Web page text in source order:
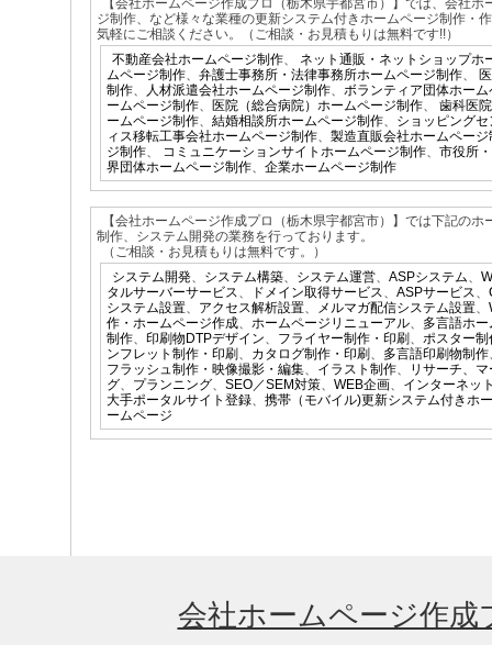
【会社ホームページ作成プロ（栃木県宇都宮市）】では、会社
ジ制作、など様々な業種の更新システム付きホームページ制作・
気軽にご相談ください。（ご相談・お見積もりは無料です!!）
不動産会社ホームページ制作、 ネット通販・ネットショップホ
ムページ制作、 弁護士事務所・法律事務所ホームページ制作、
制作、 人材派遣会社ホームページ制作、 ボランティア団体ホー
ームページ制作、 医院（総合病院）ホームページ制作、 歯科医
ームページ制作、 結婚相談所ホームページ制作、 ショッピング
ィス移転工事会社ホームページ制作、 製造直販会社ホームページ
ジ制作、 コミュニケーションサイトホームページ制作、 市役所
界団体ホームページ制作、 企業ホームページ制作
【会社ホームページ作成プロ（栃木県宇都宮市）】では下記の
制作、システム開発の業務を行っております。
（ご相談・お見積もりは無料です。）
システム開発、 システム構築、 システム運営、 ASPシステム、
タルサーバーサービス、 ドメイン取得サービス、 ASPサービス、
システム設置、 アクセス解析設置、 メルマガ配信システム設置、
作・ホームページ作成、 ホームページリニューアル、 多言語ホ
制作、 印刷物DTPデザイン、 フライヤー制作・印刷 、 ポスター制
ンフレット制作・印刷 、 カタログ制作・印刷 、 多言語印刷物制作
フラッシュ制作・映像撮影・編集、 イラスト制作、
リサーチ、
グ、 プランニング、 SEO／SEM対策、 WEB企画、 インターネッ
大手ポータルサイト登録、 携帯（モバイル)更新システム付きホ
ームページ
会社ホームページ作成